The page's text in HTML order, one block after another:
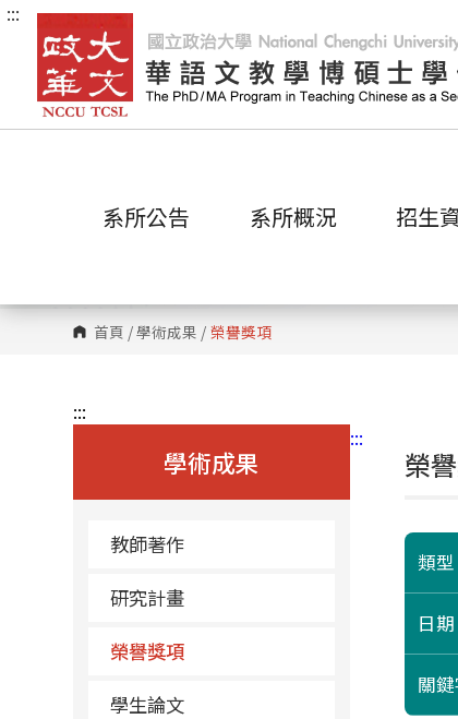
跳
內
:::
系所公告 系所概況 招生
首頁 /學術成果 / 榮譽獎項
:::
學術成果
教師著作
研究計畫
榮譽獎項
學生論文
:::
榮
類型
日期
關